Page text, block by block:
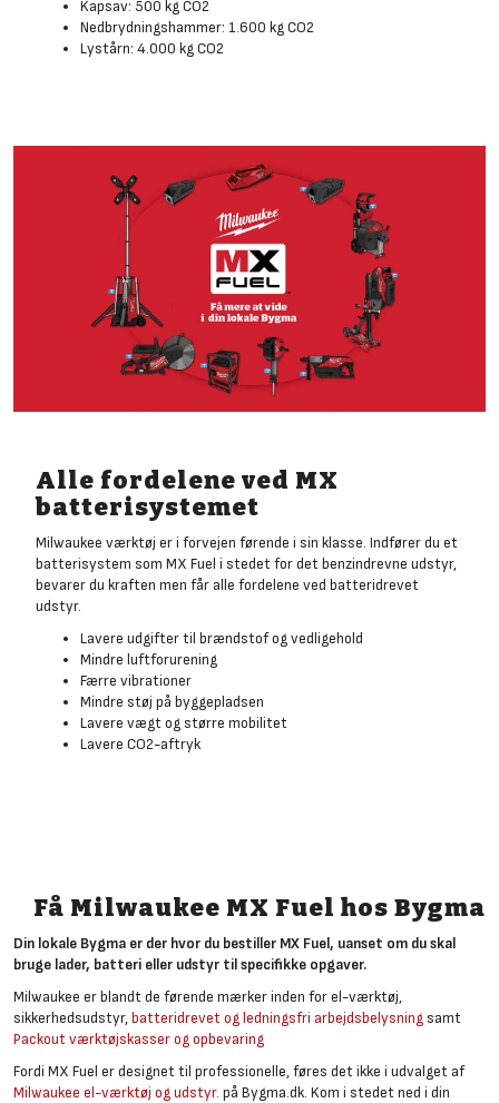
Kapsav: 500 kg CO2
Nedbrydningshammer: 1.600 kg CO2
Lystårn: 4.000 kg CO2
Alle fordelene ved MX
batterisystemet
Milwaukee værktøj er i forvejen førende i sin klasse. Indfører du et
batterisystem som MX Fuel i stedet for det benzindrevne udstyr,
bevarer du kraften men får alle fordelene ved batteridrevet
udstyr.
Lavere udgifter til brændstof og vedligehold
Mindre luftforurening
Færre vibrationer
Mindre støj på byggepladsen
Lavere vægt og større mobilitet
Lavere CO2-aftryk
Få Milwaukee MX Fuel hos Bygma
Din lokale Bygma er der hvor du bestiller MX Fuel, uanset om du skal
bruge lader, batteri eller udstyr til specifikke opgaver.
Milwaukee er blandt de førende mærker inden for el-værktøj,
sikkerhedsudstyr,batteridrevet og ledningsfri arbejdsbelysning samt
Packout værktøjskasser og opbevaring
Fordi MX Fuel er designet til professionelle, føres det ikke i udvalget af
Milwaukee el-værktøj og udstyr. på Bygma.dk. Kom i stedet ned i din